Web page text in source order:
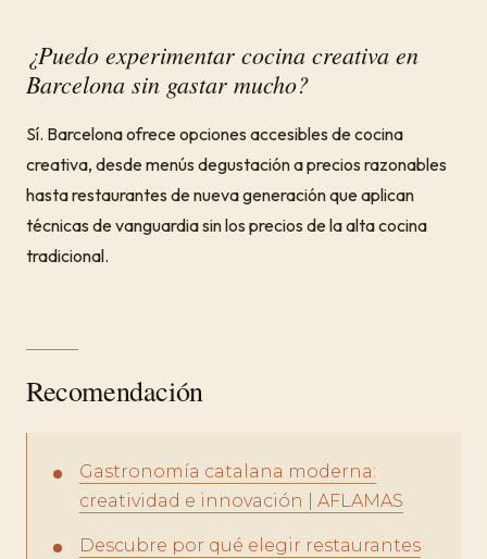
¿Puedo experimentar cocina creativa en
Barcelona sin gastar mucho?
Sí. Barcelona ofrece opciones accesibles de cocina
creativa, desde menús degustación a precios razonables
hasta restaurantes de nueva generación que aplican
técnicas de vanguardia sin los precios de la alta cocina
tradicional.
Recomendación
Gastronomía catalana moderna:
creatividad e innovación | AFLAMAS
Descubre por qué elegir restaurantes